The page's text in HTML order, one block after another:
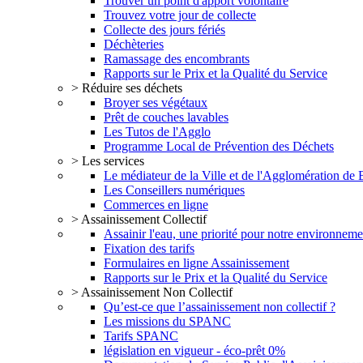
Trouvez votre jour de collecte
Collecte des jours fériés
Déchèteries
Ramassage des encombrants
Rapports sur le Prix et la Qualité du Service
> Réduire ses déchets
Broyer ses végétaux
Prêt de couches lavables
Les Tutos de l'Agglo
Programme Local de Prévention des Déchets
> Les services
Le médiateur de la Ville et de l'Agglomération de
Les Conseillers numériques
Commerces en ligne
> Assainissement Collectif
Assainir l'eau, une priorité pour notre
Fixation des tarifs
Formulaires en ligne Assainissement
Rapports sur le Prix et la Qualité du Service
> Assainissement Non Collectif
Qu’est-ce que l’assainissement non collectif ?
Les missions du SPANC
Tarifs SPANC
législation en vigueur - éco-prêt 0%